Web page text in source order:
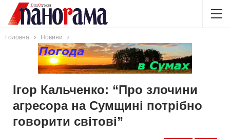
Головна Новини
Ігор Кальченко: “Про злочини
агресора на Сумщині потрібно
говорити світові”